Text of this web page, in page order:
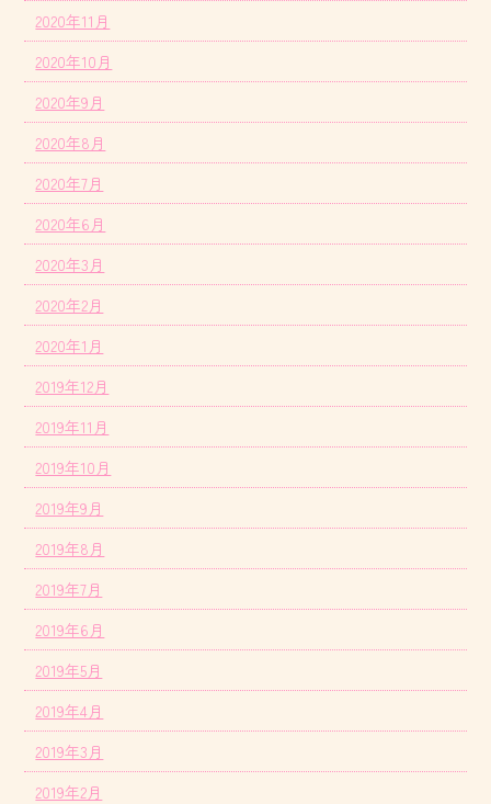
2020年11月
2020年10月
2020年9月
2020年8月
2020年7月
2020年6月
2020年3月
2020年2月
2020年1月
2019年12月
2019年11月
2019年10月
2019年9月
2019年8月
2019年7月
2019年6月
2019年5月
2019年4月
2019年3月
2019年2月